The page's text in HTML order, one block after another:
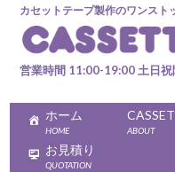
カセットテープ製作のワンスト
営業時間 11:00-19:00 土日祝
ホーム
HOME ABOUT
お見積り
QUOTATION